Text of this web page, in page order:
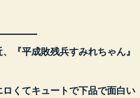
『平成敗残兵すみれちゃん』
くてキュートで下品で面白い